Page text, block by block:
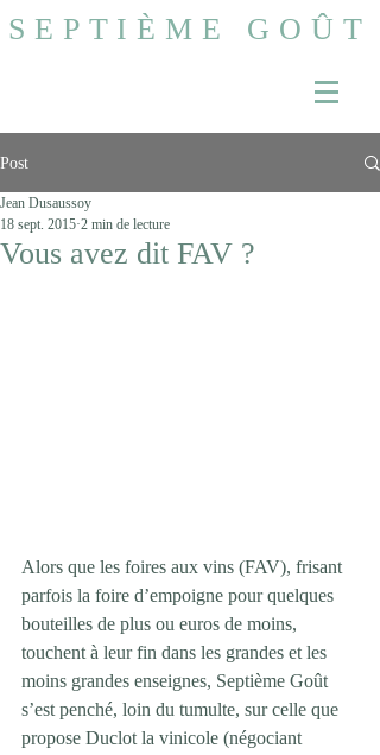
SEPTIÈME GOÛT
Post
Vous avez dit FAV ?
Jean Dusaussoy
18 sept. 2015 2 min de lecture
Alors que les foires aux vins (FAV), frisant
parfois la foire d’empoigne pour quelques
bouteilles de plus ou euros de moins,
touchent à leur fin dans les grandes et les
moins grandes enseignes, Septième Goût
s’est penché, loin du tumulte, sur celle que
propose Duclot la vinicole (négociant